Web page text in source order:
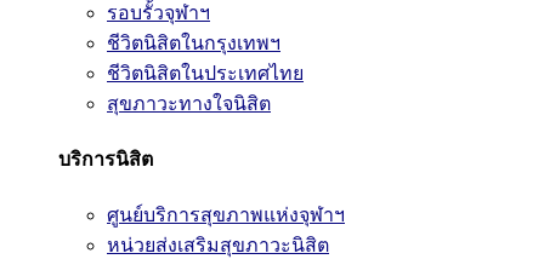
รอบรั้วจุฬาฯ
ชีวิตนิสิตในกรุงเทพฯ
ชีวิตนิสิตในประเทศไทย
สุขภาวะทางใจนิสิต
บริการนิสิต
ศูนย์บริการสุขภาพแห่งจุฬาฯ
หน่วยส่งเสริมสุขภาวะนิสิต